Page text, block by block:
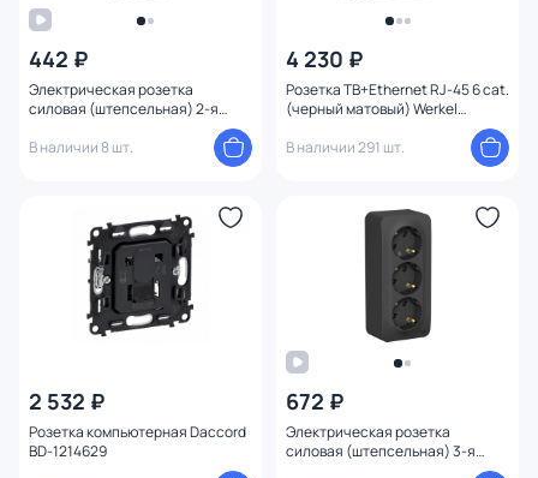
442 ₽
Электрическая розетка
силовая (штепсельная) 2-я
1509836
В наличии 8 шт.
4 230 ₽
Розетка ТВ+Ethernet RJ-45 6 cat.
(черный матовый) Werkel
В наличии 291 шт.
2 532 ₽
Розетка компьютерная Daccord
BD-1214629
672 ₽
Электрическая розетка
силовая (штепсельная) 3-я